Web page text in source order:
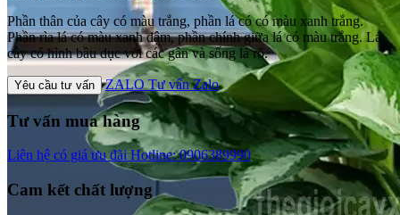
Phần thân của cây có màu trắng, phần lá có có màu xanh trắng.
Phần rìa lá có màu xanh đậm, phần chính giữa lá có màu trắng. Lá
cây có hình bầu dục với các gân và sống lá rõ.
Yêu cầu tư vấn ZALO Tư vấn Zalo
Tư vấn mua hàng
Liên hệ có giá ưu đãi Hotline: 0906389990
Cam kết chất lượng